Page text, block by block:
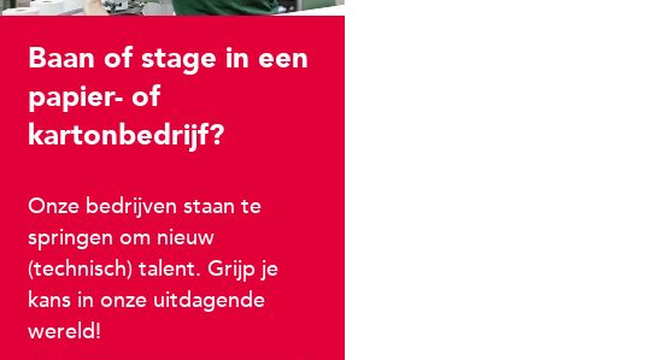
Baan of stage in een
papier- of
kartonbedrijf?
Onze bedrijven staan te
springen om nieuw
(technisch) talent. Grijp je
kans in onze uitdagende
wereld!